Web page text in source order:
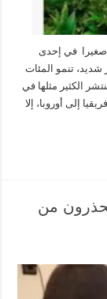
صغيرا في إحدى
تنمو المئات
الكثير مثلها في
إلى أوروبا، إلا
من